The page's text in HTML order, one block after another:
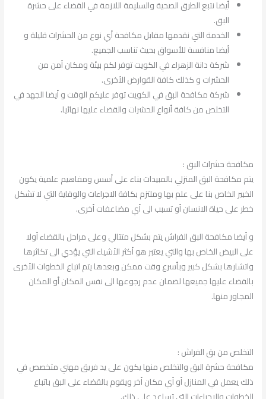
أيضا نتبع الطرق الصحية والسليمة اللازمة في القضاء على حشرة
البق.
الخدمة التي نقدمها مقابل مكافحة أي نوع من الحشرات قليلة و
أيضا منافسة للأسواق بحيث تناسب الجميع.
شركة دانة الزهراء في الكويت توفر لكم بيئة ومكان أمن من
الحشرات و كذلك كافة القوارض الأخرى.
شركة مكافحة البق في الكويت توفر عليكم الوقت و أيضا الجهد في
التخلص من كافة أنواع الحشرات والقضاء عليها نهائيا.
مكافحة حشرات البق :
يتم مكافحة البق المنزلي بالمبيدات بناء على أسس ومفاهيم علمية يكون
الخبير الخاص بنا على علم بها وملتزم بكافة الاجراءات والوقاية التي لا تشكل
خطر على حياة الانسان أو تسبب الى أي مضاعفات أخرى.
و أيضا مكافحة البق الفراش يتم بشكل متتالي وعلى مراحل بالقضاء أولا
على البيض الخاص بها والتي يعتبر هو أكثر الأشياء التي يؤدي الى تكاثرها
واتشارها بشكل كبير وبأسرع وقت ممكن وبعدها يتم اتباع الخطوات الأخرى
بالقضاء عليها جميعها لضمان عدم رجوعها الى نفس المكان أو المكان
المجاور منها.
التخلص من بق الفراش :
مكافحة حشرة البق والتخلص منها يكون على يد فريق مهني متخصص في
ذلك يعمل في المنازل أو أي مكان أخر ويقوم بالقضاء على البق باتباع